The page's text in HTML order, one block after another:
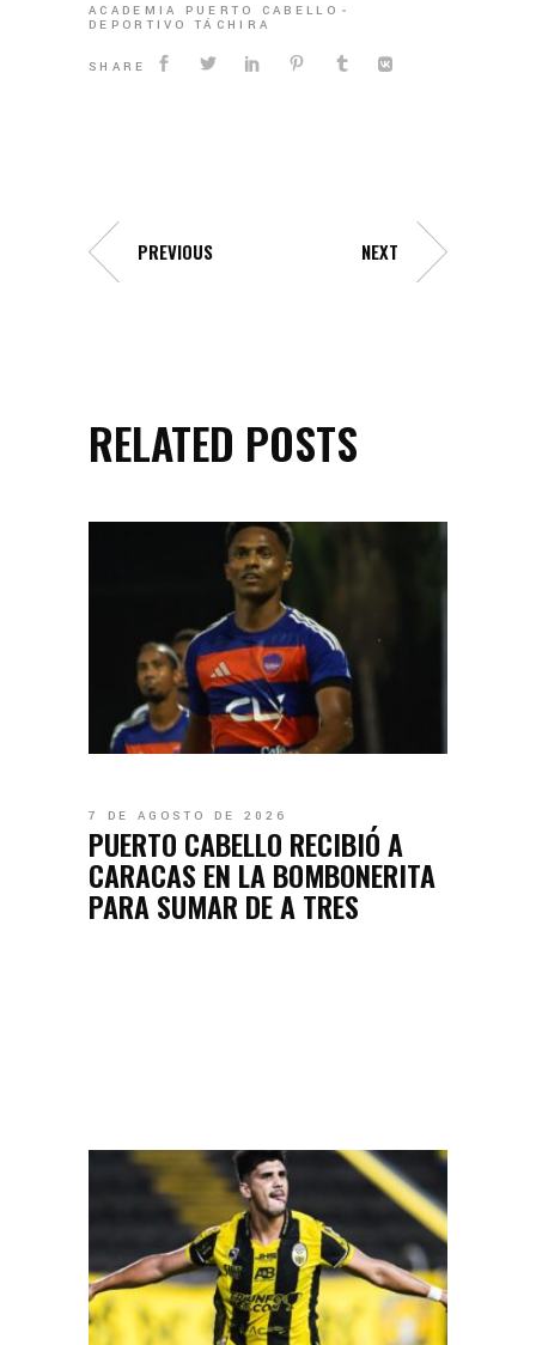
ACADEMIA PUERTO CABELLO
DEPORTIVO TÁCHIRA
SHARE
PREVIOUS NEXT
RELATED POSTS
7 DE AGOSTO DE 2026
PUERTO CABELLO RECIBIÓ A
CARACAS EN LA BOMBONERITA
PARA SUMAR DE A TRES